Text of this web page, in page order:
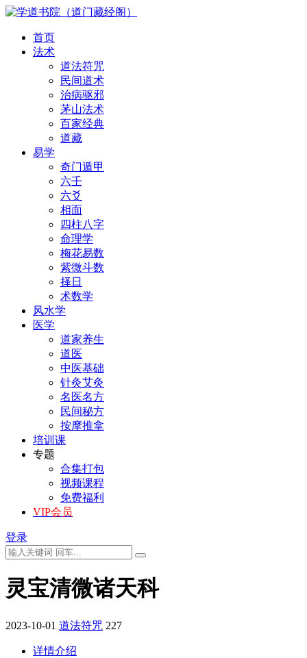
首页
法术
道法符咒
民间道术
治病驱邪
茅山法术
百家经典
道藏
易学
奇门遁甲
六壬
六爻
相面
四柱八字
命理学
梅花易数
紫微斗数
择日
术数学
风水学
医学
道家养生
道医
中医基础
针灸艾灸
名医名方
民间秘方
按摩推拿
培训课
专题
合集打包
视频课程
免费福利
VIP会员
登录
灵宝清微诸天科
2023-10-01 道法符咒 227
详情介绍